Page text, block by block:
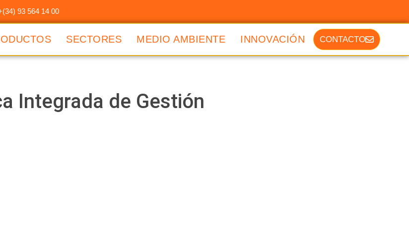
93 564 14 00
SECTORES MEDIO AMBIENTE INNOVACIÓN CONTACTO
Integrada de Gestión